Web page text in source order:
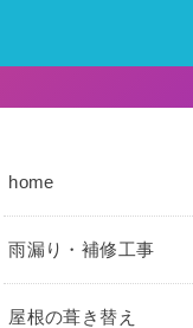
home
雨漏り・補修工事
屋根の葺き替え